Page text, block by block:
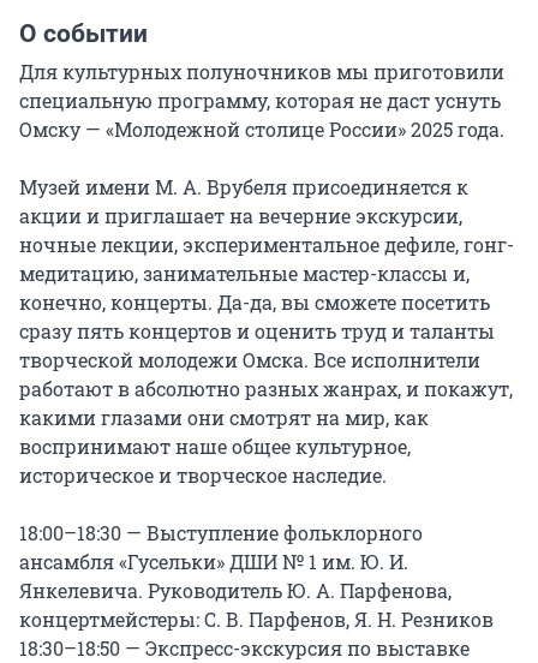
О событии
Для культурных полуночников мы приготовили
специальную программу, которая не даст уснуть
Омску — «Молодежной столице России» 2025 года.
Музей имени М. А. Врубеля присоединяется к
акции и приглашает на вечерние экскурсии,
ночные лекции, экспериментальное дефиле, гонг-
медитацию, занимательные мастер-классы и,
конечно, концерты. Да-да, вы сможете посетить
сразу пять концертов и оценить труд и таланты
творческой молодежи Омска. Все исполнители
работают в абсолютно разных жанрах, и покажут,
какими глазами они смотрят на мир, как
воспринимают наше общее культурное,
историческое и творческое наследие.
18:00–18:30 — Выступление фольклорного
ансамбля «Гусельки» ДШИ № 1 им. Ю. И.
Янкелевича. Руководитель Ю. А. Парфенова,
концертмейстеры: С. В. Парфенов, Я. Н. Резников
18:30–18:50 — Экспресс-экскурсия по выставке